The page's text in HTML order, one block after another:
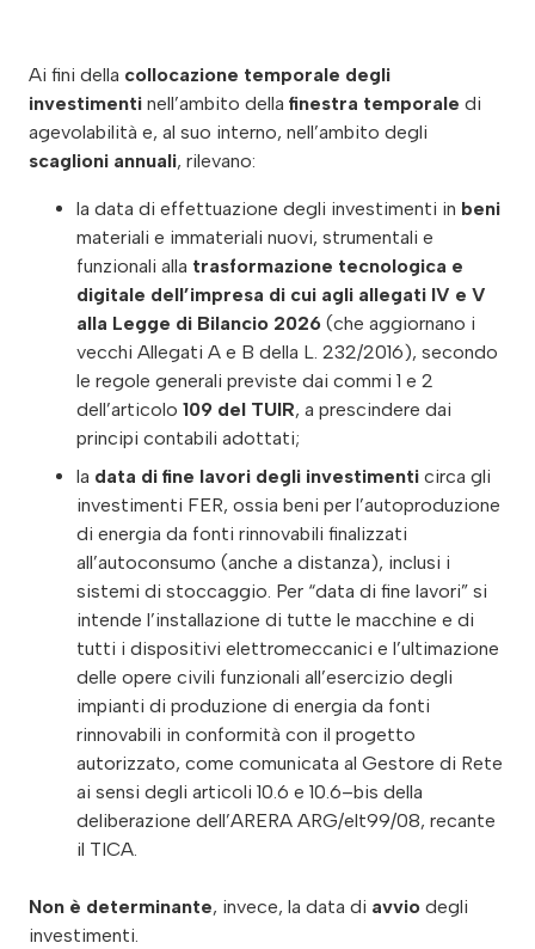
Ai fini della collocazione temporale degli
investimenti nell’ambito della finestra temporale di
agevolabilità e, al suo interno, nell’ambito degli
scaglioni annuali, rilevano:
la data di effettuazione degli investimenti in beni
materiali e immateriali nuovi, strumentali e
funzionali alla trasformazione tecnologica e
digitale dell’impresa di cui agli allegati IV e V
alla Legge di Bilancio 2026 (che aggiornano i
vecchi Allegati A e B della L. 232/2016), secondo
le regole generali previste dai commi 1 e 2
dell’articolo 109 del TUIR, a prescindere dai
principi contabili adottati;
la data di fine lavori degli investimenti circa gli
investimenti FER, ossia beni per l’autoproduzione
di energia da fonti rinnovabili finalizzati
all’autoconsumo (anche a distanza), inclusi i
sistemi di stoccaggio. Per “data di fine lavori” si
intende l’installazione di tutte le macchine e di
tutti i dispositivi elettromeccanici e l’ultimazione
delle opere civili funzionali all’esercizio degli
impianti di produzione di energia da fonti
rinnovabili in conformità con il progetto
autorizzato, come comunicata al Gestore di Rete
ai sensi degli articoli 10.6 e 10.6–bis della
deliberazione dell’ARERA ARG/elt99/08, recante
il TICA.
Non è determinante, invece, la data di avvio degli
investimenti.